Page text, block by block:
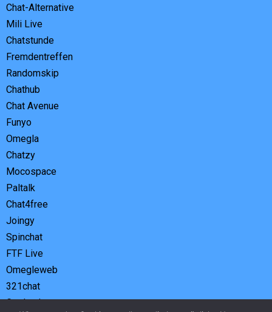
Chat-Alternative
Mili Live
Chatstunde
Fremdentreffen
Randomskip
Chathub
Chat Avenue
Funyo
Omegla
Chatzy
Mocospace
Paltalk
Chat4free
Joingy
Spinchat
FTF Live
Omegleweb
321chat
Geplauder